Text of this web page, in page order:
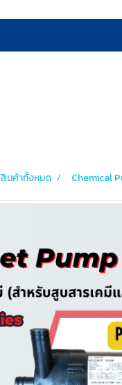
สินค้าทั้งหมด Chemical